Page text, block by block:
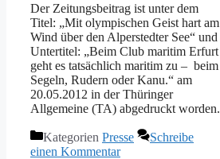
Der Zeitungsbeitrag ist unter dem
Titel: „Mit olympischen Geist hart am
Wind über den Alperstedter See“ und
Untertitel: „Beim Club maritim Erfurt
geht es tatsächlich maritim zu – beim
Segeln, Rudern oder Kanu.“ am
20.05.2012 in der Thüringer
Allgemeine (TA) abgedruckt worden.
Kategorien Presse
Schreibe
einen Kommentar